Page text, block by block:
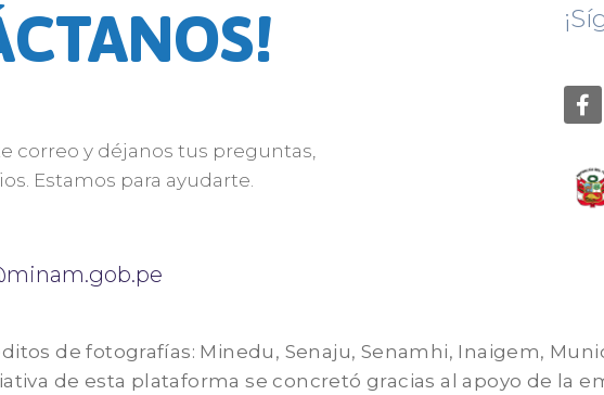
correo y déjanos tus preguntas,
Estamos para ayudarte.
de fotografías: Minedu, Senaju, Senamhi, Inaigem,
de esta plataforma se concretó gracias al apoyo de la